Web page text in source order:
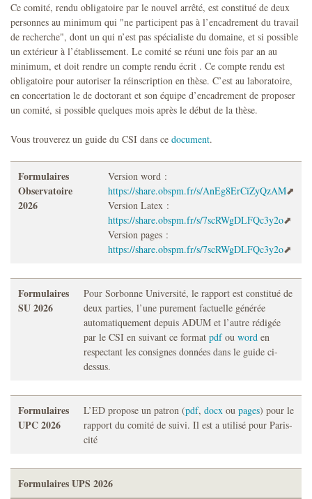
Ce comité, rendu obligatoire par le nouvel arrêté, est constitué de deux
personnes au minimum qui "ne participent pas à l’encadrement du travail
de recherche", dont un qui n’est pas spécialiste du domaine, et si possible
un extérieur à l’établissement. Le comité se réuni une fois par an au
minimum, et doit rendre un compte rendu écrit . Ce compte rendu est
obligatoire pour autoriser la réinscription en thèse. C’est au laboratoire,
en concertation le de doctorant et son équipe d’encadrement de proposer
un comité, si possible quelques mois après le début de la thèse.
Vous trouverez un guide du CSI dans ce document.
Formulaires
Observatoire
2026
Version word :
https://share.obspm.fr/s/AnEg8ErCiZyQzAM
Version Latex :
https://share.obspm.fr/s/7scRWgDLFQc3y2o
Version pages :
https://share.obspm.fr/s/7scRWgDLFQc3y2o
Formulaires
SU 2026
Pour Sorbonne Université, le rapport est constitué de
deux parties, l’une purement factuelle générée
automatiquement depuis ADUM et l’autre rédigée
par le CSI en suivant ce format pdfou worden
respectant les consignes données dans le guide ci-
dessus.
Formulaires
UPC 2026
L’ED propose un patron (pdf, docxou pages) pour le
rapport du comité de suivi. Il est a utilisé pour Paris-
cité
Formulaires UPS 2026